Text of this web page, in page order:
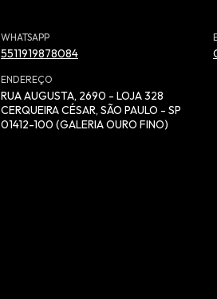
WHATSAPP
5511919878084
ENDEREÇO
RUA AUGUSTA, 2690 - LOJA 328
CERQUEIRA CÉSAR, SÃO PAULO - SP
01412-100 (GALERIA OURO FINO)